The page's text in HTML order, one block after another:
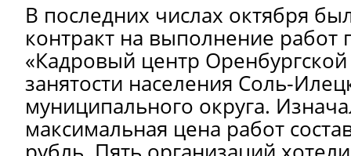
В последних числах октября
контракт на выполнение работ
«Кадровый центр Оренбургской
занятости населения
муниципального округа.
максимальная цена работ